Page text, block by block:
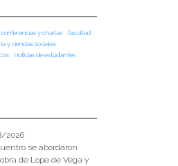
conferencias y charlas
facultad
y ciencias sociales
noticias de estudiantes
2026
se abordaron
de Lope de Vega y